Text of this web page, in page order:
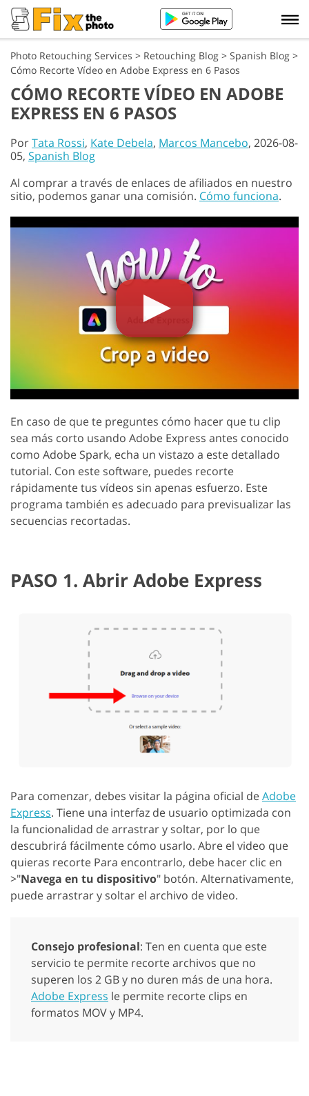
Photo Retouching Services > Retouching Blog > Spanish Blog >
Cómo Recorte Vídeo en Adobe Express en 6 Pasos
CÓMO RECORTE VÍDEO EN ADOBE
EXPRESS EN 6 PASOS
PorTata Rossi, Kate Debela, Marcos Mancebo, 2026-08-
05, Spanish Blog
Al comprar a través de enlaces de afiliados en nuestro
sitio, podemos ganar una comisión. Cómo funciona.
En caso de que te preguntes cómo hacer que tu clip
sea más corto usando Adobe Express antes conocido
como Adobe Spark, echa un vistazo a este detallado
tutorial. Con este software, puedes recorte
rápidamente tus vídeos sin apenas esfuerzo. Este
programa también es adecuado para previsualizar las
secuencias recortadas.
PASO 1. Abrir Adobe Express
Para comenzar, debes visitar la página oficial deAdobe
Express. Tiene una interfaz de usuario optimizada con
la funcionalidad de arrastrar y soltar, por lo que
descubrirá fácilmente cómo usarlo. Abre el video que
quieras recorte Para encontrarlo, debe hacer clic en
>"Navega en tu dispositivo" botón. Alternativamente,
puede arrastrar y soltar el archivo de video.
Consejo profesional: Ten en cuenta que este
servicio te permite recorte archivos que no
superen los 2 GB y no duren más de una hora.
Adobe Express le permite recorte clips en
formatos MOV y MP4.